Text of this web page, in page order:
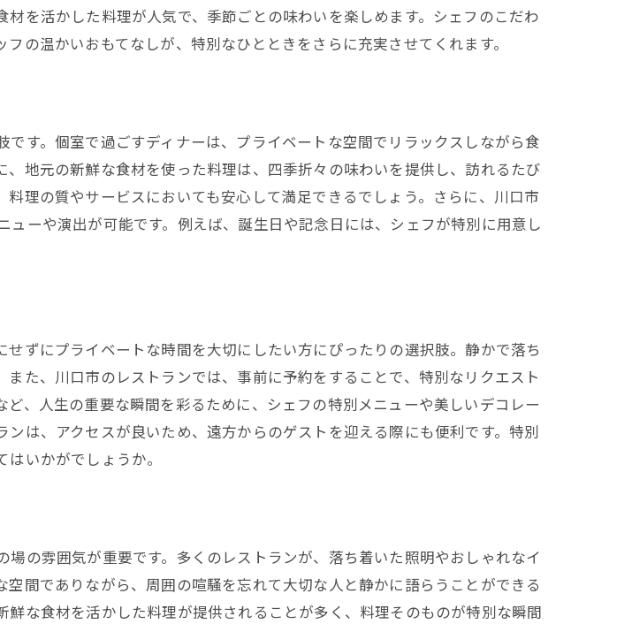
を活かした料理が人気で、季節ごとの味わいを楽しめます。シェフのこだわ
の温かいおもてなしが、特別なひとときをさらに充実させてくれます。
す。個室で過ごすディナーは、プライベートな空間でリラックスしながら食
地元の新鮮な食材を使った料理は、四季折々の味わいを提供し、訪れるたび
理の質やサービスにおいても安心して満足できるでしょう。さらに、川口市
ーや演出が可能です。例えば、誕生日や記念日には、シェフが特別に用意し
ずにプライベートな時間を大切にしたい方にぴったりの選択肢。静かで落ち
た、川口市のレストランでは、事前に予約をすることで、特別なリクエスト
、人生の重要な瞬間を彩るために、シェフの特別メニューや美しいデコレー
は、アクセスが良いため、遠方からのゲストを迎える際にも便利です。特別
いかがでしょうか。
の雰囲気が重要です。多くのレストランが、落ち着いた照明やおしゃれなイ
間でありながら、周囲の喧騒を忘れて大切な人と静かに語らうことができる
な食材を活かした料理が提供されることが多く、料理そのものが特別な瞬間